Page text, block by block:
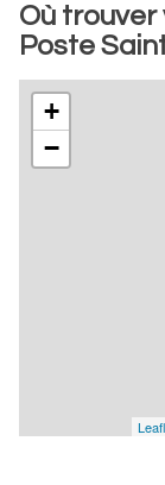
Où trouver
Poste
+
−